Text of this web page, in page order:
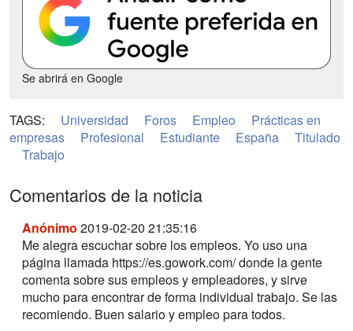
Se abrirá en Google
TAGS: Universidad Foros Empleo
Prácticas en
empresas
Profesional Estudiante España
Titulado
Trabajo
Comentarios de la noticia
Anónimo 2019-02-20 21:35:16
Me alegra escuchar sobre los empleos. Yo uso una
página llamada https://es.gowork.com/ donde la gente
comenta sobre sus empleos y empleadores, y sirve
mucho para encontrar de forma individual trabajo. Se las
recomiendo. Buen salario y empleo para todos.